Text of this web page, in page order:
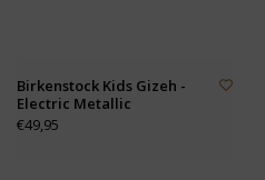
Birkenstock Kids Gizeh -
Electric Metallic
€49,95